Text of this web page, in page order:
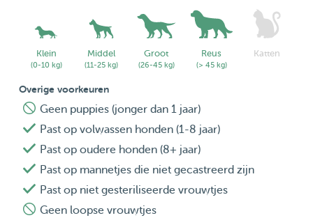
Klein
(0-10 kg)
Middel
(11-25 kg)
Groot
(26-45 kg)
Reus
(> 45 kg)
Katten
Overige voorkeuren
Geen puppies (jonger dan 1 jaar)
Past op volwassen honden (1-8 jaar)
Past op oudere honden (8+ jaar)
Past op mannetjes die niet gecastreerd zijn
Past op niet gesteriliseerde vrouwtjes
Geen loopse vrouwtjes